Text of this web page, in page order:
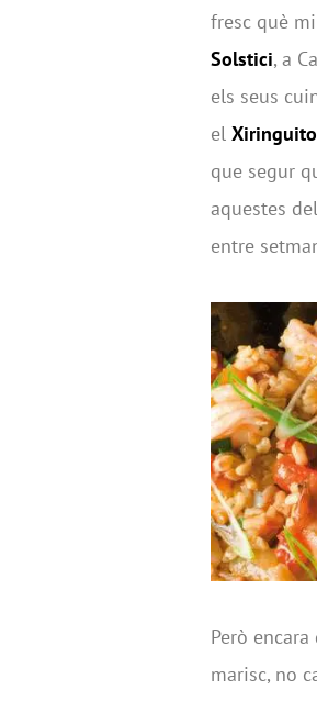
fresc què
Solstici, a
els seus
el
que segur
aquestes
entre
Però
marisc, no